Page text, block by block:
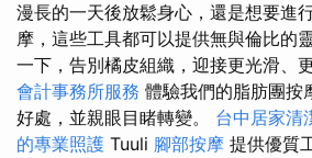
漫長的一天後放鬆身心，還是想要進
摩，這些工具都可以提供無與倫比的
一下，告別橘皮組織，迎接更光滑、
會計事務所服務 體驗我們的脂肪團按
好處，並親眼目睹轉變。 台中居家清
的專業照護 Tuuli 腳部按摩 提供優質